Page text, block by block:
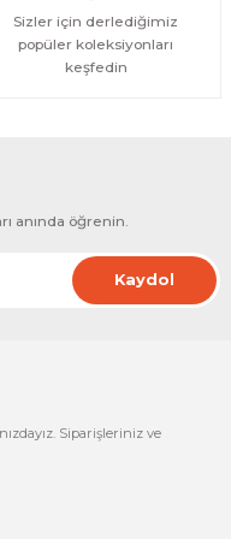
Sizler için derlediğimiz
popüler koleksiyonları
keşfedin
anında öğrenin.
Kaydol
Siparişleriniz ve